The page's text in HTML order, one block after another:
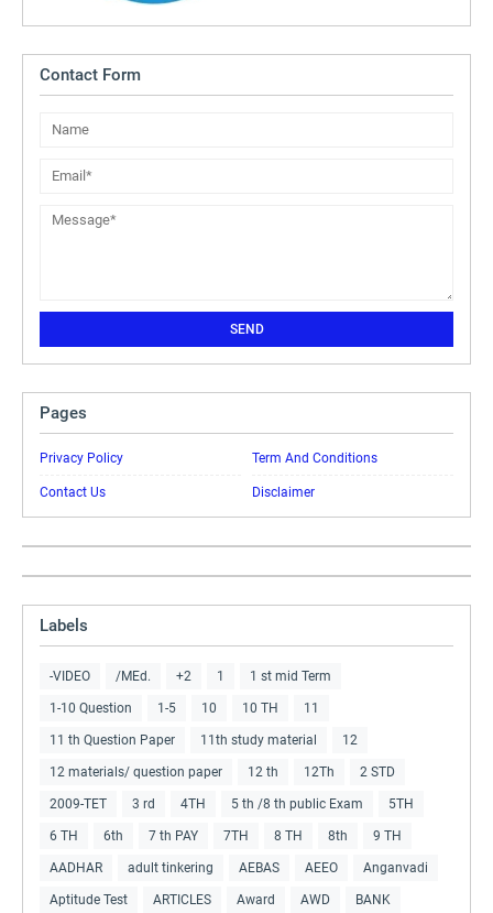
Contact Form
Pages
Privacy Policy Term And Conditions
Contact Us Disclaimer
Labels
-VIDEO /MEd. +2 1 1 st mid Term
1-10 Question 1-5 10 10 TH 11
11 th Question Paper 11th study material 12
12 materials/ question paper 12 th 12Th 2 STD
2009-TET 3 rd 4TH 5 th /8 th public Exam 5TH
6 TH 6th 7 th PAY 7TH 8 TH 8th 9 TH
AADHAR adult tinkering AEBAS AEEO Anganvadi
Aptitude Test ARTICLES Award AWD BANK